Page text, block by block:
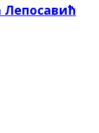
Лепосавић